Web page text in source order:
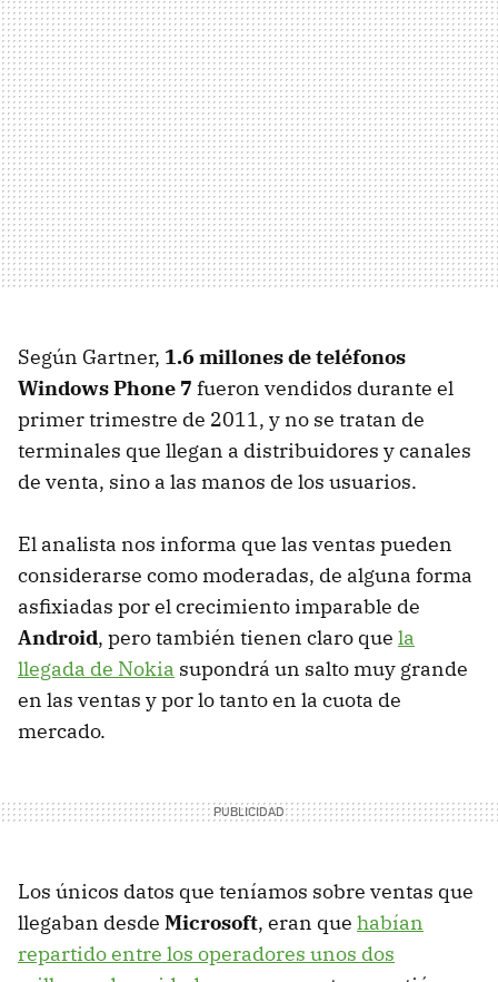
Según Gartner, 1.6 millones de teléfonos
Windows Phone 7 fueron vendidos durante el
primer trimestre de 2011, y no se tratan de
terminales que llegan a distribuidores y canales
de venta, sino a las manos de los usuarios.
El analista nos informa que las ventas pueden
considerarse como moderadas, de alguna forma
asfixiadas por el crecimiento imparable de
Android, pero también tienen claro que la
llegada de Nokia supondrá un salto muy grande
en las ventas y por lo tanto en la cuota de
mercado.
Los únicos datos que teníamos sobre ventas que
llegaban desde Microsoft, eran que habían
repartido entre los operadores unos dos